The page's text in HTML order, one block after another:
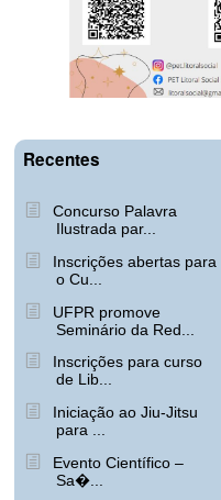
Recentes
Concurso Palavra
Ilustrada par...
Inscrições abertas para
o Cu...
UFPR promove
Seminário da Red...
Inscrições para curso
de Lib...
Iniciação ao Jiu-Jitsu
para ...
Evento Científico –
Sa�...